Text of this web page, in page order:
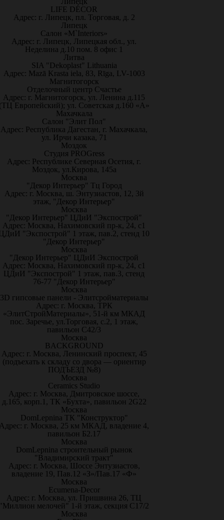
LIFE DÉCOR
Адрес: г. Липецк, пл. Торговая, д. 2
Липецк
Салон «M`Interiors»
Адрес: г. Липецк, Липецкая обл., ул.
Неделина д.10 пом. 8 офис 1
Литва
SIA "Dekoplast" Lithuania
Адрес: Mazā Krasta iela, 83, Rīga, LV-1003
Магнитогорск
Отделочный центр Счастье
Адрес: г. Магнитогорск, ул. Ленина д.115
Европейский); ул. Советская д.160 «А»
Махачкала
Салон "Элит Пол"
Адрес: Республика Дагестан, г. Махачкала,
ул. Ирчи казака, 71
Моздок
Студия PROGress
Адрес: Республике Северная Осетия, г.
Моздок, ул.Кирова, 145а
Москва
"Декор Интерьер" Тц Город
Адрес: г. Москва, ш. Энтузиастов, 12, 3й
этаж, "Декор Интерьер"
Москва
"Декор Интерьер" ЦДиИ "Экспострой"
Адрес: Москва, Нахимовский пр-к, 24, с1
"Экспострой" 1 этаж, пав.2, стенд 10
"Декор Интерьер"
Москва
"Декор Интерьер" ЦДиИ Экспострой
Адрес: Москва, Нахимовский пр-к, 24, с1
ЦДиИ "Экспострой" 1 этаж, пав.3, стенд
76-77 "Декор Интерьер"
Москва
3D гипсовые панели - Элитсройматериалы
Адрес: г. Москва, ТРК
«ЭлитСтройМатериалы», 51-й км МКАД
пос. Заречье, ул.Торговая, с.2, 1 этаж,
павильон С42/3
Москва
BACKGROUND
Адрес: г. Москва, Ленинский проспект, 45
(подъехать к складу со двора — ориентир
ПОДЪЕЗД №8)
Москва
Ceramics Studio
Адрес: г. Москва, Дмитровское шоссе,
д.165, корп.1, ТК «Бухта», павильон 2G22
Москва
DomLepnina ТК "Конструктор"
г. Москва, 25 км МКАД, владение 4,
павильон Б2.17
Москва
DomLepnina строительный рынок
"Владимирский тракт"
Адрес: г. Москва, Шоссе Энтузиастов,
владение 19, Пав.12 «З»/Пав.17 «Ф»
Москва
Ecumena-Decor
Адрес: г. Москва, ул. Пришвина 26, ТЦ
мелочей" 1-й этаж, секция С17/2
Москва